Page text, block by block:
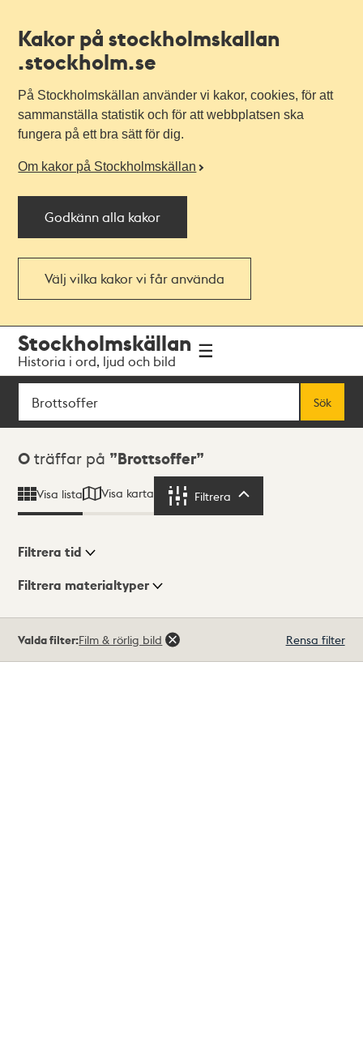
Kakor på stockholmskallan
.stockholm.se
På Stockholmskällan använder vi kakor, cookies, för att
sammanställa statistik och för att webbplatsen ska
fungera på ett bra sätt för dig.
Om kakor på Stockholmskällan
Godkänn alla kakor
Välj vilka kakor vi får använda
navigationen
huvudinnehållet
Stockholmskällan
Historia i ord, ljud och bild
Sök
Sök
Sökresultat
0 träffar på Brottsoffer
Visa lista Visa karta Filtrera
Visningsläge
Filtrera tid
Filtrera materialtyper
träffar
Valda filter:Film & rörlig bild Rensa filter